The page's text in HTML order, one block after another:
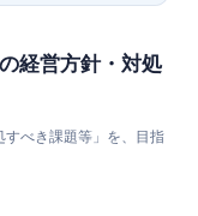
経営方針・対処
べき課題等」を、目指